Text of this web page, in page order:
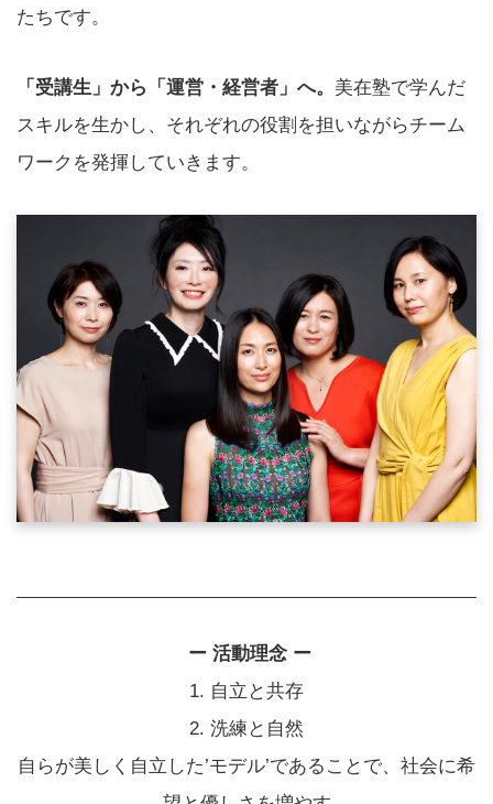
たちです。
「受講生」から「運営・経営者」へ。 美在塾で学んだ
スキルを生かし、それぞれの役割を担いながらチーム
ワークを発揮していきます。
ー 活動理念 ー
1. 自立と共存
2. 洗練と自然
自らが美しく自立した’モデル’であることで、社会に希